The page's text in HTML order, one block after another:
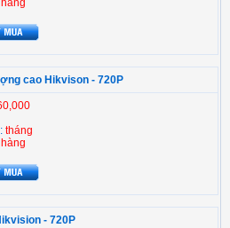
cao Hikvison - 720P
tháng
- 720P